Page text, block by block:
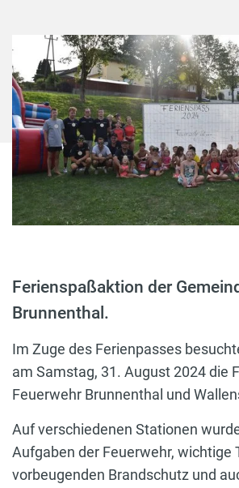
Ferienspaßaktion der
Brunnenthal.
Im Zuge des Ferienpasses
am Samstag, 31. August 2024 die
Feuerwehr Brunnenthal und
Auf verschiedenen Stationen
Aufgaben der Feuerwehr, wichtige
vorbeugenden Brandschutz und